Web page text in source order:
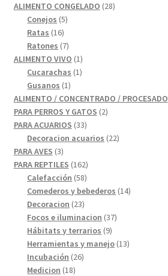
ALIMENTO CONGELADO 2828
Conejos 55
Ratas 1616
productos
Ratones 77
productos
ALIMENTO VIVO 11
producto
Cucarachas 11
Gusanos 11
producto
ALIMENTO / CONCENTRADO / PROCESADO
PARA PERROS Y GATOS 22
PARA ACUARIOS 3333
productos
Decoracion acuarios 2222
PARA AVES 33
productos
PARA REPTILES 162162
productos
Calefacción 5858
productos
Comederos y bebederos 1414
Decoracion 2323
productos
Focos e iluminacion 3737
Hábitats y terrarios 99
productos
Herramientas y manejo 1313
Incubación 2626
Medicion 1818